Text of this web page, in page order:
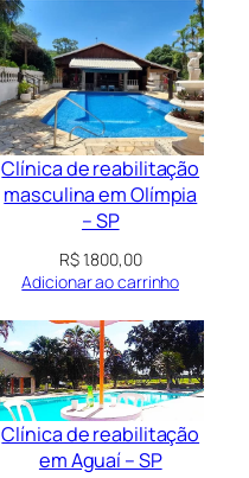
Clínica de reabilitação
masculina em Olímpia
– SP
R$1.800,00
Adicionar ao carrinho
Clínica de reabilitação
em Aguaí – SP